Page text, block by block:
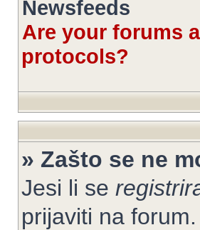
Newsfeeds
Are your forums
protocols?
» Zašto se ne
Jesi li se
prijaviti na forum.